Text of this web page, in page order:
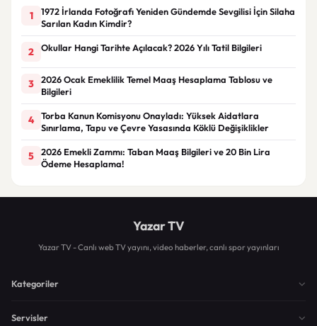
1
1972 İrlanda Fotoğrafı Yeniden Gündemde Sevgilisi İçin Silaha
Sarılan Kadın Kimdir?
2 Okullar Hangi Tarihte Açılacak? 2026 Yılı Tatil Bilgileri
3
2026 Ocak Emeklilik Temel Maaş Hesaplama Tablosu ve
Bilgileri
4
Torba Kanun Komisyonu Onayladı: Yüksek Aidatlara
Sınırlama, Tapu ve Çevre Yasasında Köklü Değişiklikler
5
2026 Emekli Zammı: Taban Maaş Bilgileri ve 20 Bin Lira
Ödeme Hesaplama!
Yazar TV
Yazar TV - Canlı web TV yayını, video haberler, canlı spor yayınları
Kategoriler
Servisler